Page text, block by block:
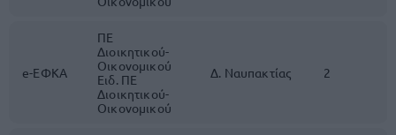
e-ΕΦΚΑ
ΠΕ
Διοικητικού-
Οικονομικού
Ειδ. ΠΕ
Διοικητικού-
Οικονομικού
Δ. Ναυπακτίας 2